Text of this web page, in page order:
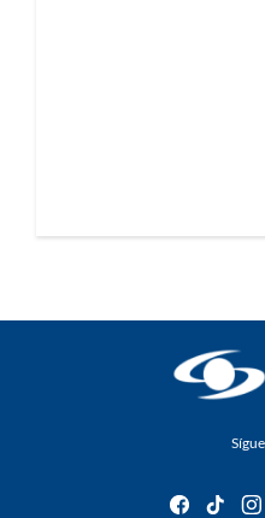
facebook
tiktok